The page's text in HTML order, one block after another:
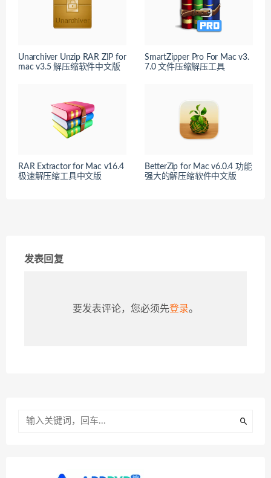
Unarchiver Unzip RAR ZIP for
mac v3.5 解压缩软件中文版
SmartZipper Pro For Mac v3.
7.0 文件压缩解压工具
RAR Extractor for Mac v16.4
极速解压缩工具中文版
BetterZip for Mac v6.0.4 功能
强大的解压缩软件中文版
发表回复
要发表评论，您必须先登录。